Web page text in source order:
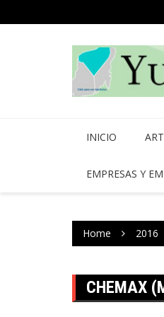
INICIO
EMPRESAS Y
Home 2016
CHEMAX